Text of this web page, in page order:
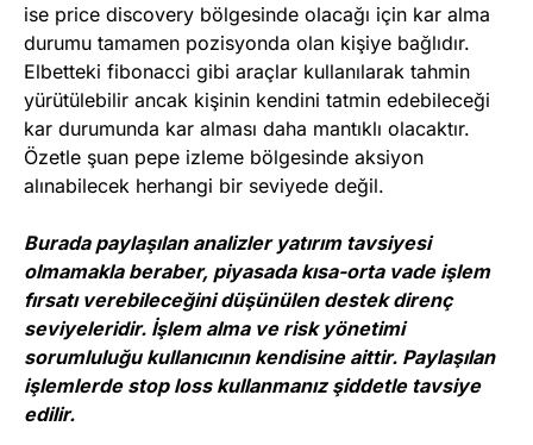
ise price discovery bölgesinde olacağı için kar alma
durumu tamamen pozisyonda olan kişiye bağlıdır.
Elbetteki fibonacci gibi araçlar kullanılarak tahmin
yürütülebilir ancak kişinin kendini tatmin edebileceği
kar durumunda kar alması daha mantıklı olacaktır.
Özetle şuan pepe izleme bölgesinde aksiyon
alınabilecek herhangi bir seviyede değil.
Burada paylaşılan analizler yatırım tavsiyesi
olmamakla beraber, piyasada kısa-orta vade işlem
fırsatı verebileceğini düşünülen destek direnç
seviyeleridir. İşlem alma ve risk yönetimi
sorumluluğu kullanıcının kendisine aittir. Paylaşılan
işlemlerde stop loss kullanmanız şiddetle tavsiye
edilir.